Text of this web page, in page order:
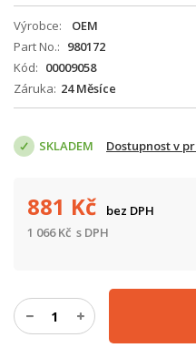
Výrobce
OEM
Part No.
980172
Kód
00009058
Záruka 24 Měsíce
SKLADEM Dostupnost v
881 Kč
bez DPH
1 066Kč s DPH